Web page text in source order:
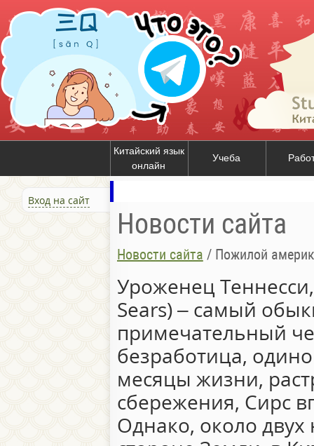
Китайский язык
онлайн
Учеба
Вход на сайт
Новости сайта
Новости сайта / Пожилой американец
Уроженец
Sears) – самый
примечательный
безработица,
месяцы жизни,
сбережения, Сирс
Однако, около двух